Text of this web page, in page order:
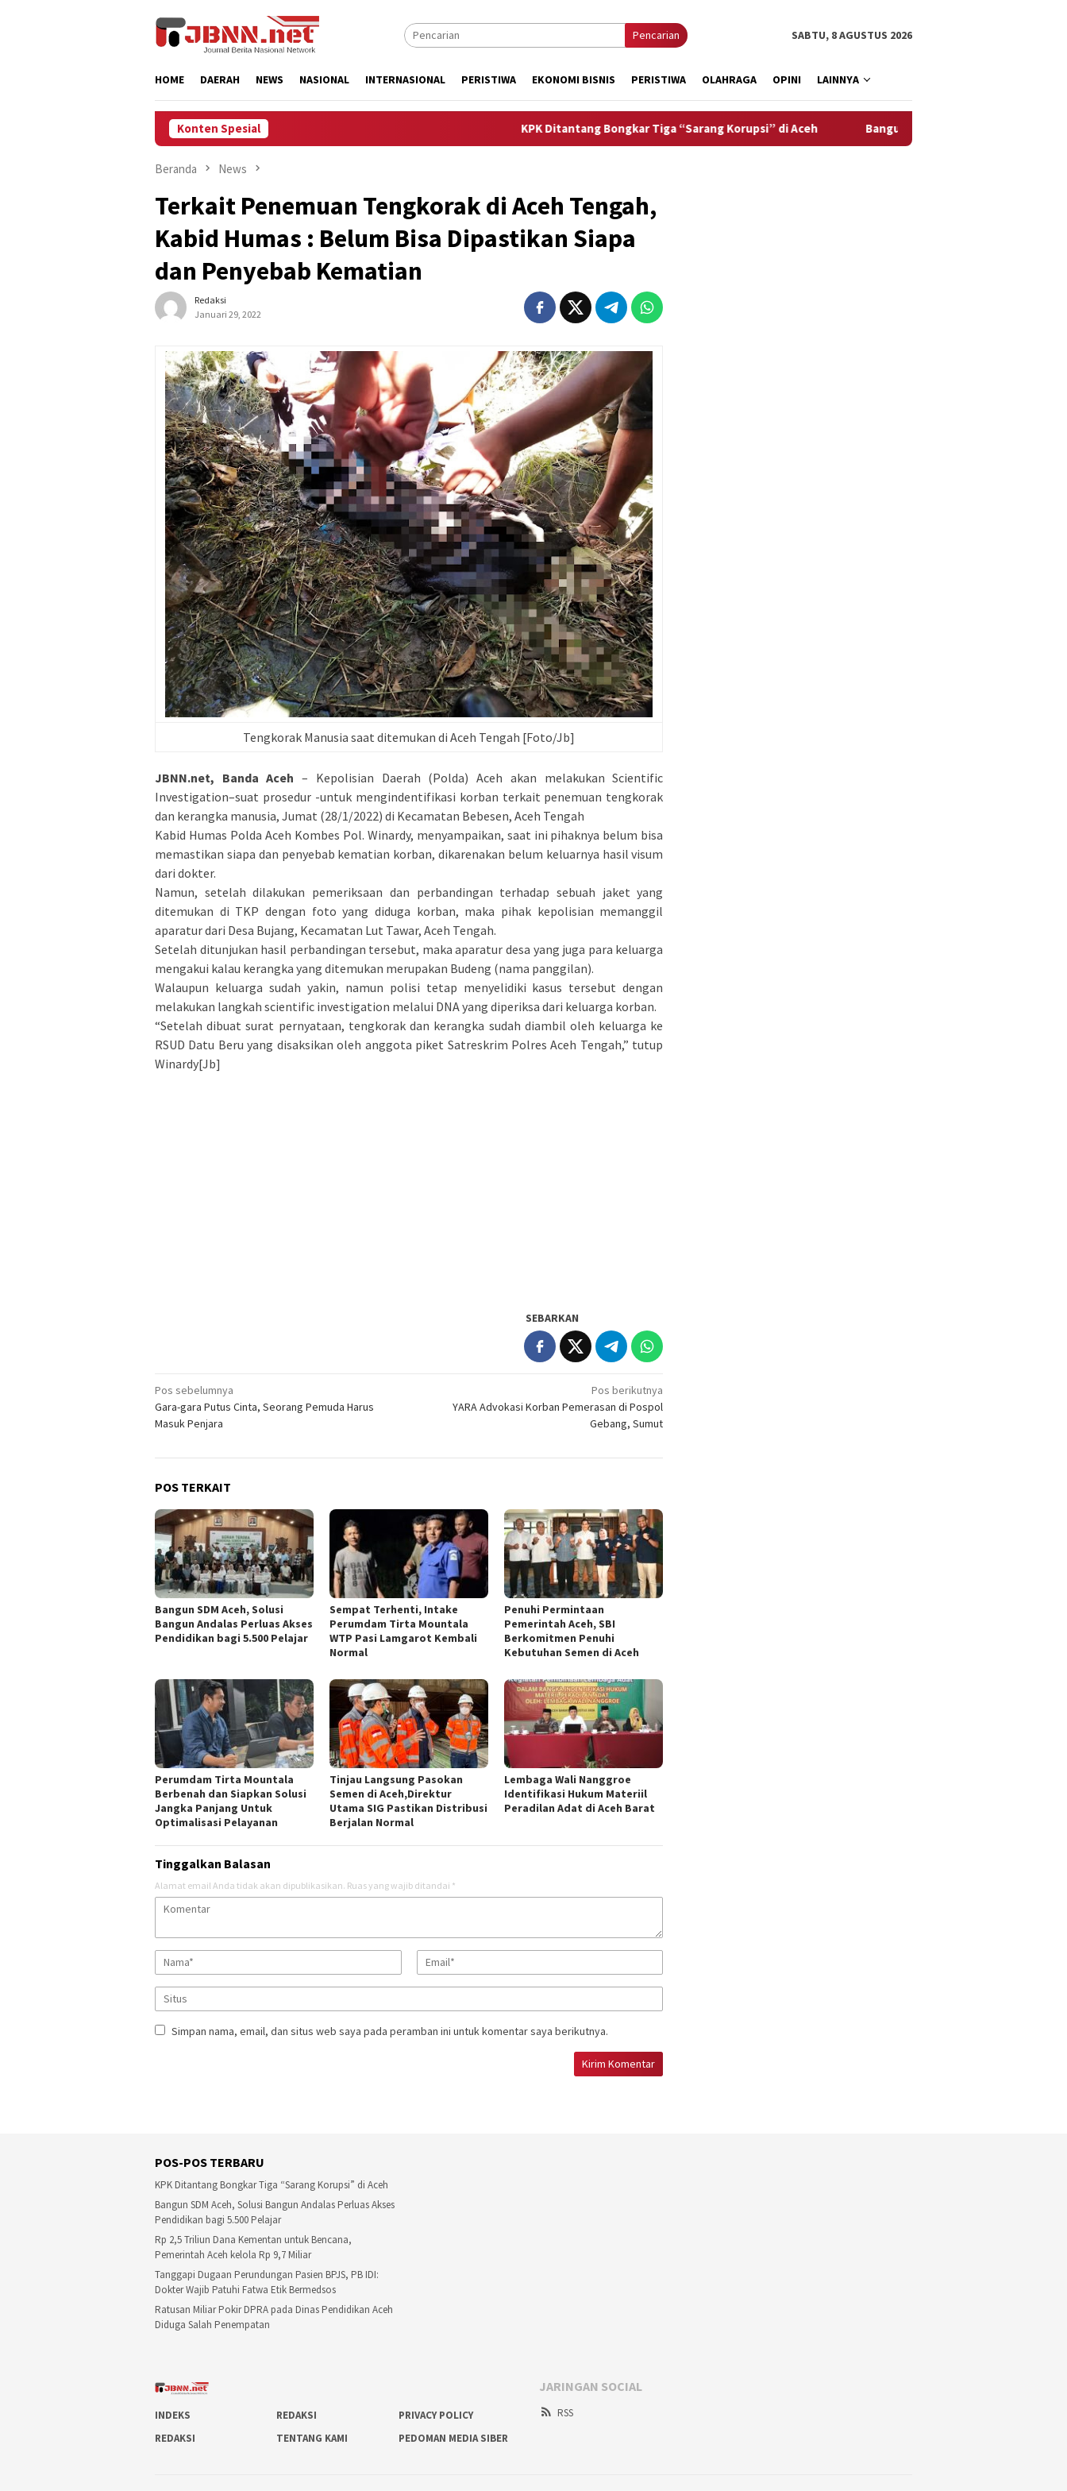
Pencarian SABTU, 8 AGUSTUS 2026
HOME DAERAH NEWS NASIONAL INTERNASIONAL PERISTIWA EKONOMI BISNIS PERISTIWA OLAHRAGA OPINI LAINNYA
Konten Spesial KPK Ditantang Bongkar Tiga “Sarang Korupsi” di Aceh Bangun SDM Aceh, Solusi Bangun Andalas
Beranda News
Terkait Penemuan Tengkorak di Aceh Tengah,
Kabid Humas : Belum Bisa Dipastikan Siapa
dan Penyebab Kematian
Redaksi
Januari 29, 2022
Tengkorak Manusia saat ditemukan di Aceh Tengah [Foto/Jb]
JBNN.net, Banda Aceh – Kepolisian Daerah (Polda) Aceh akan melakukan Scientific
Investigation–suat prosedur -untuk mengindentifikasi korban terkait penemuan tengkorak
dan kerangka manusia, Jumat (28/1/2022) di Kecamatan Bebesen, Aceh Tengah
Kabid Humas Polda Aceh Kombes Pol. Winardy, menyampaikan, saat ini pihaknya belum bisa
memastikan siapa dan penyebab kematian korban, dikarenakan belum keluarnya hasil visum
dari dokter.
Namun, setelah dilakukan pemeriksaan dan perbandingan terhadap sebuah jaket yang
ditemukan di TKP dengan foto yang diduga korban, maka pihak kepolisian memanggil
aparatur dari Desa Bujang, Kecamatan Lut Tawar, Aceh Tengah.
Setelah ditunjukan hasil perbandingan tersebut, maka aparatur desa yang juga para keluarga
mengakui kalau kerangka yang ditemukan merupakan Budeng (nama panggilan).
Walaupun keluarga sudah yakin, namun polisi tetap menyelidiki kasus tersebut dengan
melakukan langkah scientific investigation melalui DNA yang diperiksa dari keluarga korban.
“Setelah dibuat surat pernyataan, tengkorak dan kerangka sudah diambil oleh keluarga ke
RSUD Datu Beru yang disaksikan oleh anggota piket Satreskrim Polres Aceh Tengah,” tutup
Winardy[Jb]
SEBARKAN
Navigasi
pos
Pos sebelumnya
Gara-gara Putus Cinta, Seorang Pemuda Harus
Masuk Penjara
Pos berikutnya
YARA Advokasi Korban Pemerasan di Pospol
Gebang, Sumut
POS TERKAIT
Bangun SDM Aceh, Solusi
Bangun Andalas Perluas Akses
Pendidikan bagi 5.500 Pelajar
Sempat Terhenti, Intake
Perumdam Tirta Mountala
WTP Pasi Lamgarot Kembali
Normal
Penuhi Permintaan
Pemerintah Aceh, SBI
Berkomitmen Penuhi
Kebutuhan Semen di Aceh
Perumdam Tirta Mountala
Berbenah dan Siapkan Solusi
Jangka Panjang Untuk
Optimalisasi Pelayanan
Tinjau Langsung Pasokan
Semen di Aceh,Direktur
Utama SIG Pastikan Distribusi
Berjalan Normal
Lembaga Wali Nanggroe
Identifikasi Hukum Materiil
Peradilan Adat di Aceh Barat
Tinggalkan Balasan
Alamat email Anda tidak akan dipublikasikan. Ruas yang wajib ditandai *
Simpan nama, email, dan situs web saya pada peramban ini untuk komentar saya berikutnya.
POS-POS TERBARU
KPK Ditantang Bongkar Tiga “Sarang Korupsi” di Aceh
Bangun SDM Aceh, Solusi Bangun Andalas Perluas Akses
Pendidikan bagi 5.500 Pelajar
Rp 2,5 Triliun Dana Kementan untuk Bencana,
Pemerintah Aceh kelola Rp 9,7 Miliar
Tanggapi Dugaan Perundungan Pasien BPJS, PB IDI:
Dokter Wajib Patuhi Fatwa Etik Bermedsos
Ratusan Miliar Pokir DPRA pada Dinas Pendidikan Aceh
Diduga Salah Penempatan
INDEKS REDAKSI
PRIVACY POLICY
REDAKSI
TENTANG KAMI PEDOMAN MEDIA SIBER
JARINGAN SOCIAL
RSS